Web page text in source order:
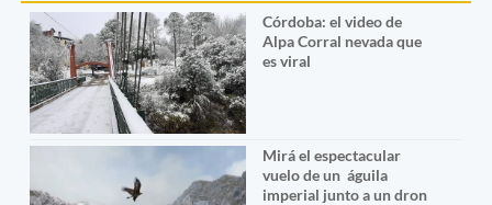
Córdoba: el video de
Alpa Corral nevada que
es viral
Mirá el espectacular
vuelo de un águila
imperial junto a un dron